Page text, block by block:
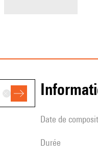
date de
durée